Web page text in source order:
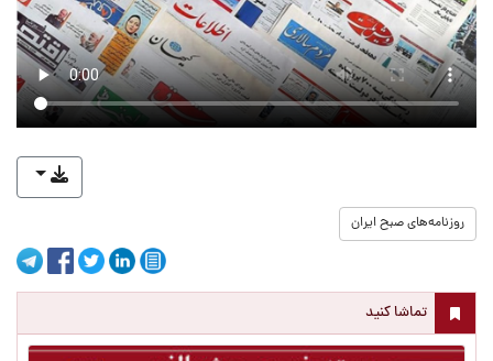
روزنامه‌های صبح ایران
تماشا کنید